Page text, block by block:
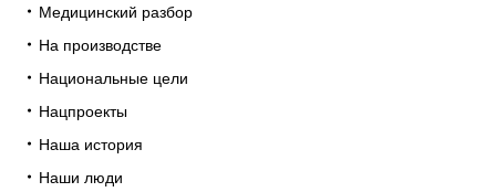
Медицинский разбор
На производстве
Национальные цели
Нацпроекты
Наша история
Наши люди